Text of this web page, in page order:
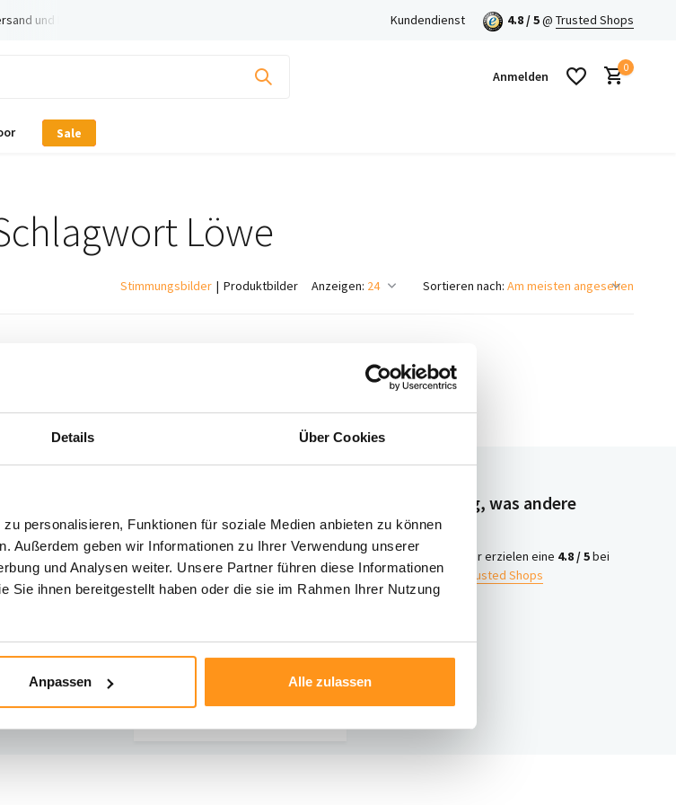
Details Über Cookies
personalisieren, Funktionen für soziale Medien anbieten zu können
Außerdem geben wir Informationen zu Ihrer Verwendung unserer
und Analysen weiter. Unsere Partner führen diese Informationen
Sie ihnen bereitgestellt haben oder die sie im Rahmen Ihrer Nutzung
Anpassen Alle zulassen
und Rückversand Kundendienst 4.8 / 5@ Trusted Shops
Anmelden
0
Sale
Löwe
Stimmungsbilder Produktbilder Anzeigen: Sortieren nach:
Direkt chatten
Telefonischer Kontakt
Neugierig, was andere
denken?
4.8 /
5
Wir erzielen eine 4.8 / 5bei
Trusted Shops